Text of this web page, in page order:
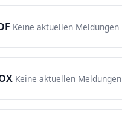
Keine aktuellen Meldungen
Keine aktuellen Meldungen